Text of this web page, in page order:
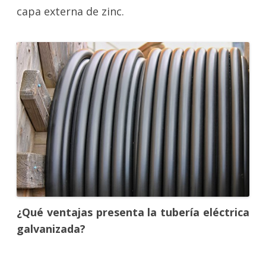
capa externa de zinc.
¿Qué ventajas presenta la tubería eléctrica
galvanizada?